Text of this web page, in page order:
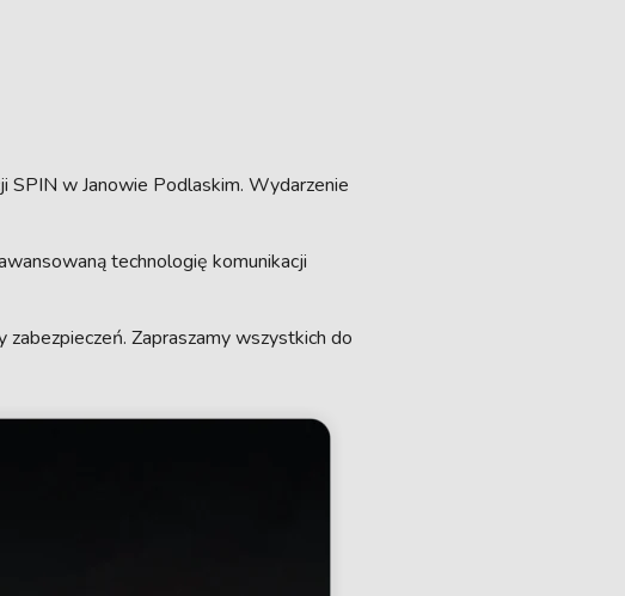
SPIN w Janowie Podlaskim. Wydarzenie
technologię komunikacji
Zapraszamy wszystkich do